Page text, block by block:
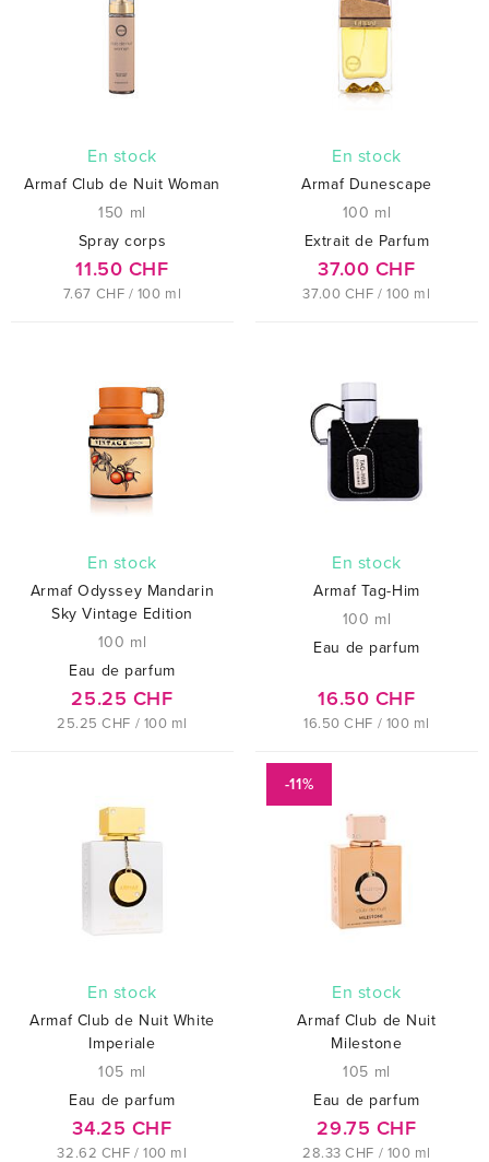
En stock
Armaf Club de Nuit Woman
150 ml
Spray corps
11.50 CHF
7.67 CHF / 100 ml
En stock
Armaf Dunescape
100 ml
Extrait de Parfum
37.00 CHF
37.00 CHF / 100 ml
En stock
Armaf Odyssey Mandarin
Sky Vintage Edition
100 ml
Eau de parfum
25.25 CHF
25.25 CHF / 100 ml
En stock
Armaf Tag-Him
100 ml
Eau de parfum
16.50 CHF
16.50 CHF / 100 ml
En stock
Armaf Club de Nuit White
Imperiale
105 ml
Eau de parfum
34.25 CHF
32.62 CHF / 100 ml
-11%
En stock
Armaf Club de Nuit
Milestone
105 ml
Eau de parfum
29.75 CHF
28.33 CHF / 100 ml